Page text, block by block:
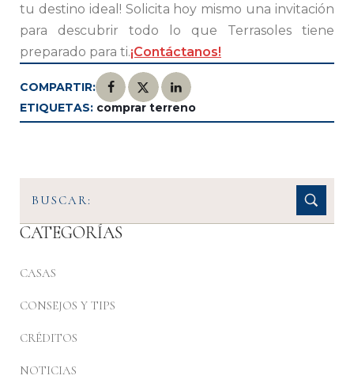
tu destino ideal! Solicita hoy mismo una invitación
para descubrir todo lo que Terrasoles tiene
preparado para ti.¡Contáctanos!
COMPARTIR:
ETIQUETAS: comprar terreno
CATEGORÍAS
CASAS
CONSEJOS Y TIPS
CRÉDITOS
NOTICIAS